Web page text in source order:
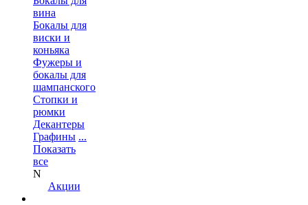
вина
Бокалы для
виски и
коньяка
Фужеры и
бокалы для
шампанского
Стопки и
рюмки
Декантеры
Графины ...
Показать
все
N
Акции